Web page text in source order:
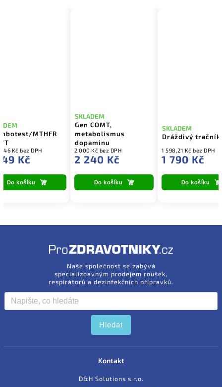
MTHFR
Kč bez DPH
Kč
Do košíku
Gen COMT,
metabolismus
dopaminu
SKLADEM
2 000 Kč bez DPH
2 240 Kč
Do košíku
Dráždivý tračník
SKLADEM
1 598,21 Kč bez DPH
1 790 Kč
Do košíku
Naše společnost se zabývá
specializoavným prodejem roušek,
respirátorů a dezinfekčních přípravků.
Hledat
Kontakt
D&H Solutions s.r.o.